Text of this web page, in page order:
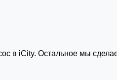
в iCity. Остальное мы